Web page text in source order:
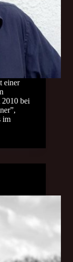
einer
2010 bei
im